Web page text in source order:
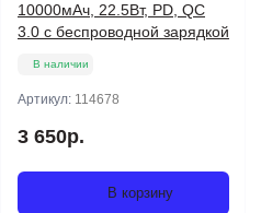
10000мАч, 22.5Вт, PD, QC
3.0 с беспроводной зарядкой
В наличии
Артикул: 114678
3 650р.
В корзину